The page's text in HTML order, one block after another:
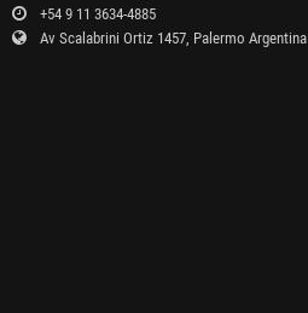
+54 9 11 3634-4885
Av Scalabrini Ortiz 1457, Palermo Argentina